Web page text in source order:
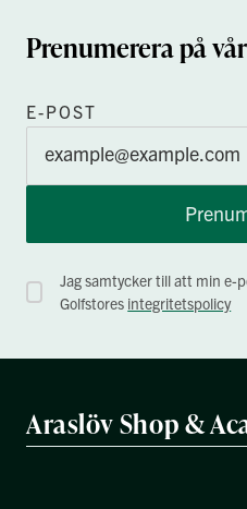
Prenumerera på
E-POST
Jag samtycker till att min e-
Golfstores integritetspolicy
Araslöv Shop &